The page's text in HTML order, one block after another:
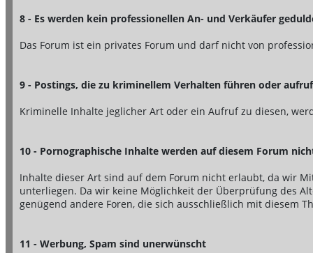
8 - Es werden kein professionellen An- und Verkäufer
Das Forum ist ein privates Forum und darf nicht von
9 - Postings, die zu kriminellem Verhalten führen oder
Kriminelle Inhalte jeglicher Art oder ein Aufruf zu diesen,
10 - Pornographische Inhalte werden auf diesem Forum
Inhalte dieser Art sind auf dem Forum nicht erlaubt, da wir
unterliegen. Da wir keine Möglichkeit der Überprüfung des
genügend andere Foren, die sich ausschließlich mit diesem
11 - Werbung, Spam sind unerwünscht